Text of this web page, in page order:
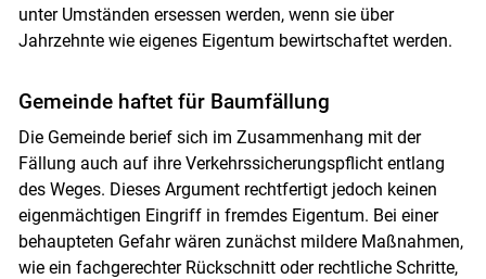
unter Umständen ersessen werden, wenn sie über
Jahrzehnte wie eigenes Eigentum bewirtschaftet werden.
Gemeinde haftet für Baumfällung
Die Gemeinde berief sich im Zusammenhang mit der
Fällung auch auf ihre Verkehrssicherungspflicht entlang
des Weges. Dieses Argument rechtfertigt jedoch keinen
eigenmächtigen Eingriff in fremdes Eigentum. Bei einer
behaupteten Gefahr wären zunächst mildere Maßnahmen,
wie ein fachgerechter Rückschnitt oder rechtliche Schritte,